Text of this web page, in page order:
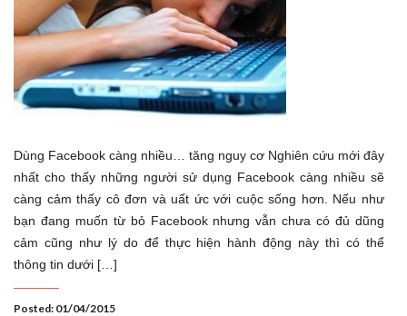
Dùng Facebook càng nhiều… tăng nguy cơ Nghiên cứu mới đây
nhất cho thấy những người sử dụng Facebook càng nhiều sẽ
càng cảm thấy cô đơn và uất ức với cuộc sống hơn. Nếu như
bạn đang muốn từ bỏ Facebook nhưng vẫn chưa có đủ dũng
cảm cũng như lý do để thực hiện hành động này thì có thể
thông tin dưới […]
Posted: 01/04/2015